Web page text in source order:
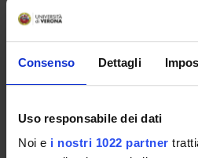
Consenso Dettagli
Uso responsabile dei dati
Noi e i nostri 1022 partner
Crediti
1
Periodo
2 SEMESTRE PROFESSIONI
Docenti